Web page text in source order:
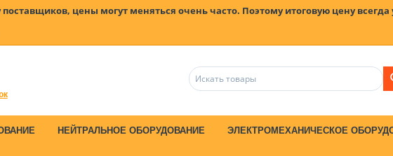
поставщиков, цены могут меняться очень часто. Поэтому итоговую цену
НЕЙТРАЛЬНОЕ ОБОРУДОВАНИЕ ЭЛЕКТРОМЕХАНИЧЕСКОЕ